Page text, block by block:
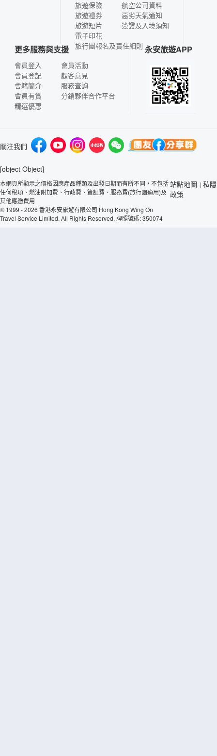
旅遊保險
旅遊禮券
旅遊短片
電子印花
航空公司資料
惡劣天氣通知
簽證及入境須知
旅行團報名及責任細則
更多服務與支援
會員登入
會員登記
會籍簡介
會員有賞
精選優惠
會員活動
顧客意見
服務查詢
分銷夥伴合作平台
永安旅遊APP
關注我們
[object Object]
本網頁所顯示之價格因應產品種類及出發日期而有所不同，不包括
任何稅項、燃油附加費、行政費、簽証費、服務費(旅行團適用)及
其他應繳費用
© 1999 - 2026 香港永安旅遊有限公司 Hong Kong Wing On
Travel Service Limited. All Rights Reserved. 牌照號碼: 350074
站點地圖 | 私隱
政策